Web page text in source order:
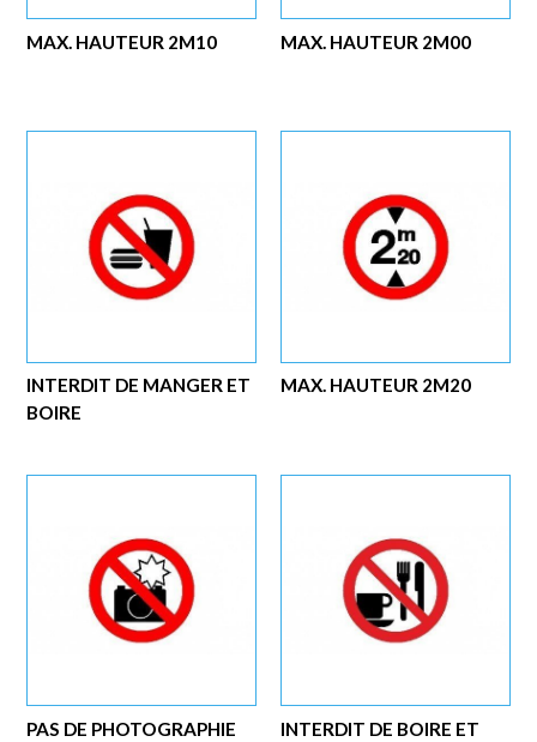
MAX. HAUTEUR 2M00
MAX. HAUTEUR 2M10
MAX. HAUTEUR 2M20
INTERDIT DE MANGER ET
BOIRE
INTERDIT DE BOIRE ET
PAS DE PHOTOGRAPHIE